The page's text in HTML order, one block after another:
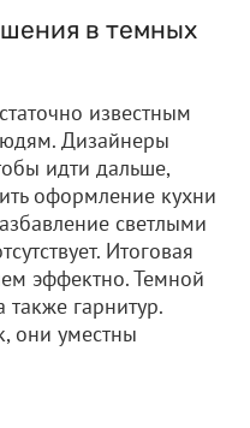
в темных
известным
Дизайнеры
идти дальше,
оформление кухни
светлыми
Итоговая
эффектно. Темной
также гарнитур.
они уместны